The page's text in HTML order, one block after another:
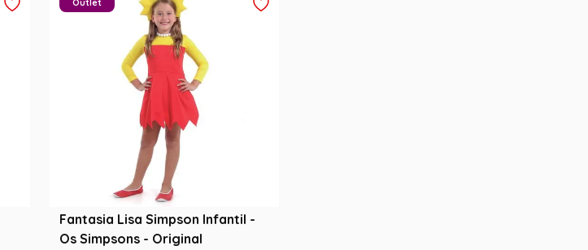
Fantasia Lisa Simpson Infantil -
Os Simpsons - Original
Outlet